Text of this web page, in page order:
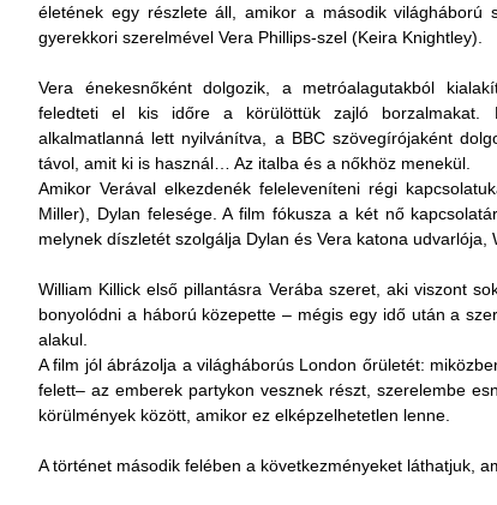
életének egy részlete áll, amikor a második világháború
gyerekkori szerelmével Vera Phillips-szel (Keira Knightley).
Vera énekesnőként dolgozik, a metróalagutakból
feledteti el kis időre a körülöttük zajló borzalmakat.
alkalmatlanná lett nyilvánítva, a BBC szövegírójaként
távol, amit ki is használ… Az italba és a nőkhöz menekül.
Amikor Verával elkezdenék feleleveníteni régi
Miller), Dylan felesége. A film fókusza a két nő
melynek díszletét szolgálja Dylan és Vera katona udvarlója,
William Killick első pillantásra Verába szeret, aki viszont
bonyolódni a háború közepette – mégis egy idő után a
alakul.
A film jól ábrázolja a világháborús London őrületét:
felett– az emberek partykon vesznek részt, szerelembe
körülmények között, amikor ez elképzelhetetlen lenne.
A történet második felében a következményeket láthatjuk,